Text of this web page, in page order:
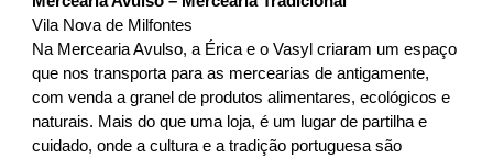
Vila Nova de Milfontes
Na Mercearia Avulso, a Érica e o Vasyl criaram um espaço
que nos transporta para as mercearias de antigamente,
com venda a granel de produtos alimentares, ecológicos e
naturais. Mais do que uma loja, é um lugar de partilha e
cuidado, onde a cultura e a tradição portuguesa são